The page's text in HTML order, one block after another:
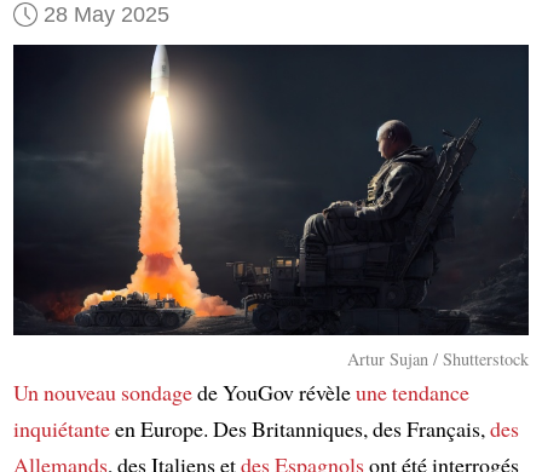
28 May 2025
Artur Sujan / Shutterstock
Un nouveau sondagede YouGov révèleune tendance
inquiétanteen Europe. Des Britanniques, des Français,des
Allemands, des Italiens etdes Espagnolsont été interrogés